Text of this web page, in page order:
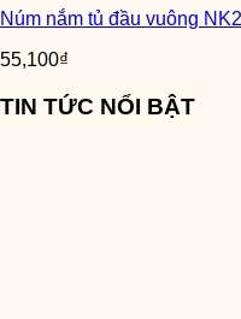
Núm nắm tủ đầu vuông
55,100₫
TIN TỨC NỔI BẬT